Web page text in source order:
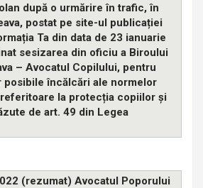
după o urmărire în trafic, în
postat pe site-ul publicației
Ta din data de 23 ianuarie
sesizarea din oficiu a Biroului
– Avocatul Copilului, pentru
posibile încălcări ale normelor
la protecția copiilor și
de art. 49 din Legea
(rezumat) Avocatul Poporului